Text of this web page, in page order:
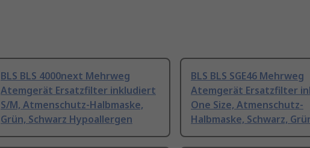
BLS BLS 4000next Mehrweg
Atemgerät Ersatzfilter inkludiert
S/M, Atmenschutz-Halbmaske,
Grün, Schwarz Hypoallergen
BLS BLS SGE46 Mehrweg
Atemgerät Ersatzfilter
One Size, Atmenschutz-
Halbmaske, Schwarz,